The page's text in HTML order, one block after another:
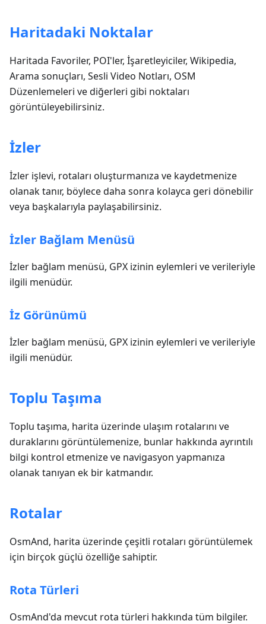
Haritadaki Noktalar
Haritada Favoriler, POI'ler, İşaretleyiciler, Wikipedia,
Arama sonuçları, Sesli Video Notları, OSM
Düzenlemeleri ve diğerleri gibi noktaları
görüntüleyebilirsiniz.
İzler
İzler işlevi, rotaları oluşturmanıza ve kaydetmenize
olanak tanır, böylece daha sonra kolayca geri dönebilir
veya başkalarıyla paylaşabilirsiniz.
İzler Bağlam Menüsü
İzler bağlam menüsü, GPX izinin eylemleri ve verileriyle
ilgili menüdür.
İz Görünümü
İzler bağlam menüsü, GPX izinin eylemleri ve verileriyle
ilgili menüdür.
Toplu Taşıma
Toplu taşıma, harita üzerinde ulaşım rotalarını ve
duraklarını görüntülemenize, bunlar hakkında ayrıntılı
bilgi kontrol etmenize ve navigasyon yapmanıza
olanak tanıyan ek bir katmandır.
Rotalar
OsmAnd, harita üzerinde çeşitli rotaları görüntülemek
için birçok güçlü özelliğe sahiptir.
Rota Türleri
OsmAnd'da mevcut rota türleri hakkında tüm bilgiler.